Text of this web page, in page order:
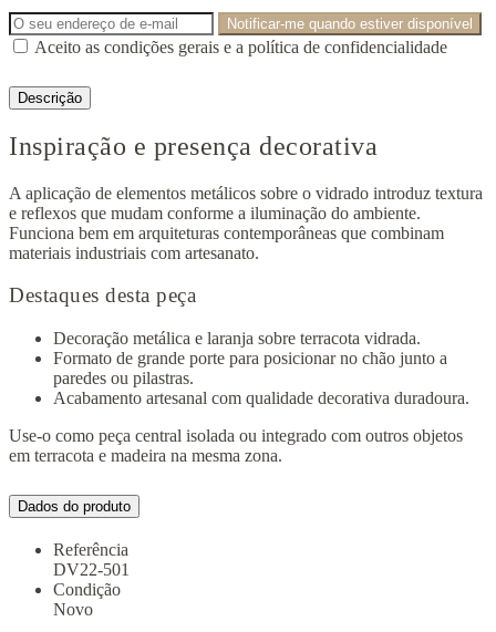
Notificar-me quando estiver disponível
Aceito as condições gerais e a política de confidencialidade
Descrição
Inspiração e presença decorativa
A aplicação de elementos metálicos sobre o vidrado introduz textura
e reflexos que mudam conforme a iluminação do ambiente.
Funciona bem em arquiteturas contemporâneas que combinam
materiais industriais com artesanato.
Destaques desta peça
Decoração metálica e laranja sobre terracota vidrada.
Formato de grande porte para posicionar no chão junto a
paredes ou pilastras.
Acabamento artesanal com qualidade decorativa duradoura.
Use-o como peça central isolada ou integrado com outros objetos
em terracota e madeira na mesma zona.
Dados do produto
Referência
DV22-501
Condição
Novo